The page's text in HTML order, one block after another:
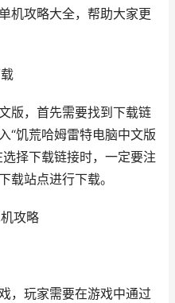
机攻略大全，帮助大家更
版，首先需要找到下载链
“饥荒哈姆雷特电脑中文版
择下载链接时，一定要注
载站点进行下载。
攻略
，玩家需要在游戏中通过